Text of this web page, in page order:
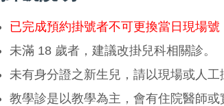
已完成預約掛號者不可更換當日現場號
未滿 18 歲者，建議改掛兒科相關診。
未有身分證之新生兒，請以現場或人工
教學診是以教學為主，會有住院醫師